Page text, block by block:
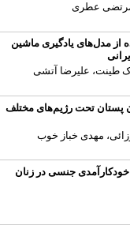
عطری
مدل‌های یادگیری ماشین
طینت، علیرضا آتشی
تحت رژیم‌های مختلف
مهدی خباز خوب
جنسی در زنان